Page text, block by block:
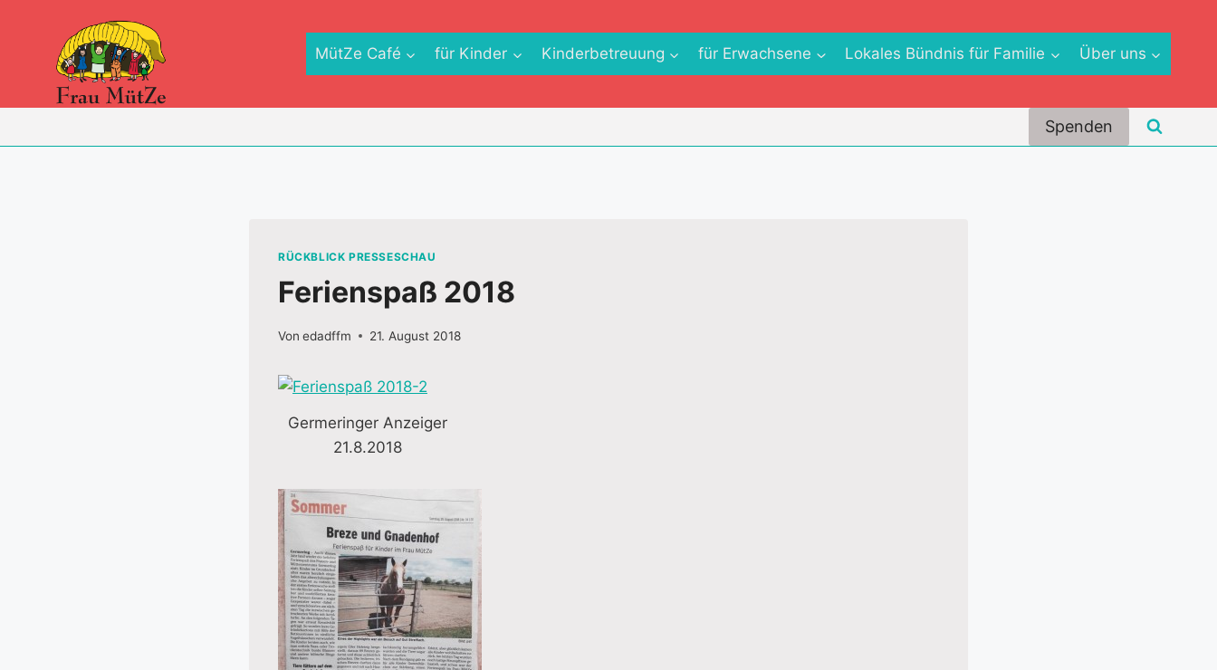
springen
MütZe Café für Kinder Kinderbetreuung für Erwachsene Lokales Bündnis für Familie Über uns
Spenden
RÜCKBLICK PRESSESCHAU
Ferienspaß 2018
Von edadffm 21. August 2018
Germeringer Anzeiger
21.8.2018